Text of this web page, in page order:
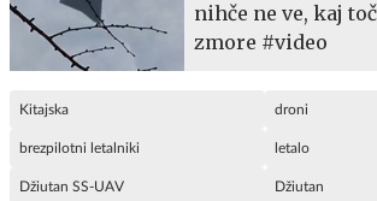
nihče ne ve, kaj
zmore #video
Kitajska droni
brezpilotni letalniki letalo
Džiutan SS-UAV Džiutan